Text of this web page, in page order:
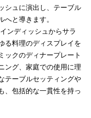
シュに演出し、テーブル
と導きます。
インディッシュからサラ
る料理のディスプレイを
ックのディナープレート
ング、家庭での使用に理
テーブルセッティングや
、包括的な一貫性を持っ